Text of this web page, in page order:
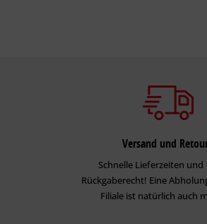
Versand und
Schnelle Lieferzeiten und
Rückgaberecht! Eine
Filiale ist natürlich auch